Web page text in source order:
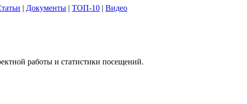
| Документы | ТОП-10 | Видео
работы и статистики посещений.